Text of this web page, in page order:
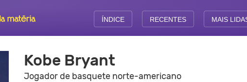
ÍNDICE RECENTES MAIS
Kobe Bryant
Jogador de basquete norte-americano